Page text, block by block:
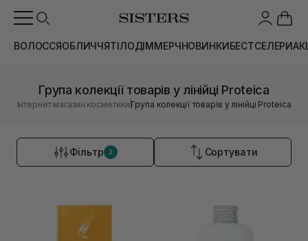
ВОЛОССЯОБЛИЧЧЯТІЛОДІММЕРЧНОВИНКИБЕСТСЕЛЕРИ
Група колекції товарів у лінійці Proteica
Інтернет магазин косметики |Група колекції товарів у лінійці Proteica
Фільтр 2 Сортувати